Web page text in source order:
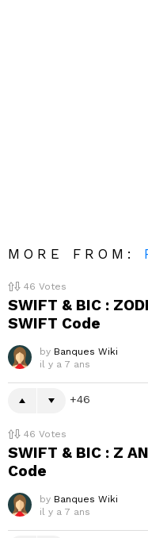
MORE FROM:
46 Votes
SWIFT & BIC :
SWIFT Code
by Banques Wiki
il y a 7 ans
46
46 Votes
SWIFT & BIC : Z
Code
by Banques Wiki
il y a 7 ans